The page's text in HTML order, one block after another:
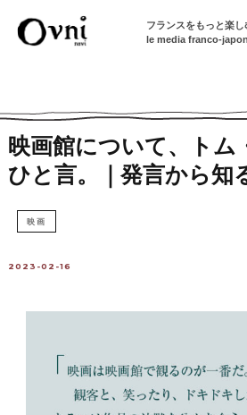
フランスをもっと楽し
le media franco-
映画館について、トム
ひと言。｜発言から知
映画
2023-02-16